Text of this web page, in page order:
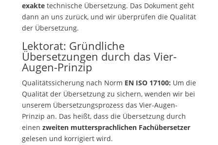
exaktetechnische Übersetzung. Das Dokument geht
dann an uns zurück, und wir überprüfen die Qualität
der Übersetzung.
Lektorat: Gründliche
Übersetzungen durch das Vier-
Augen-Prinzip
Qualitätssicherung nach Norm EN ISO 17100: Um die
Qualität der Übersetzung zu sichern, wenden wir bei
unserem Übersetzungsprozess das Vier-Augen-
Prinzip an. Das heißt, dass die Übersetzung durch
einen zweiten muttersprachlichen Fachübersetzer
gelesen und korrigiert wird.